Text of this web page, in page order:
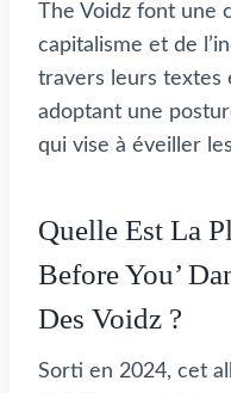
The Voidz font une
capitalisme et de
travers leurs textes
adoptant une
qui vise à éveiller
Quelle Est La
Before You’
Des Voidz ?
Sorti en 2024, cet